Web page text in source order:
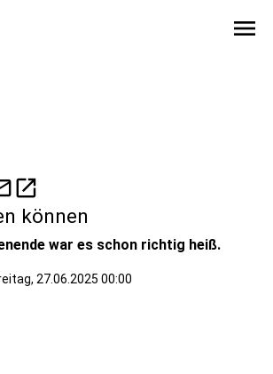
menu
open_in_new
können
war es schon richtig heiß.
27.06.2025 00:00